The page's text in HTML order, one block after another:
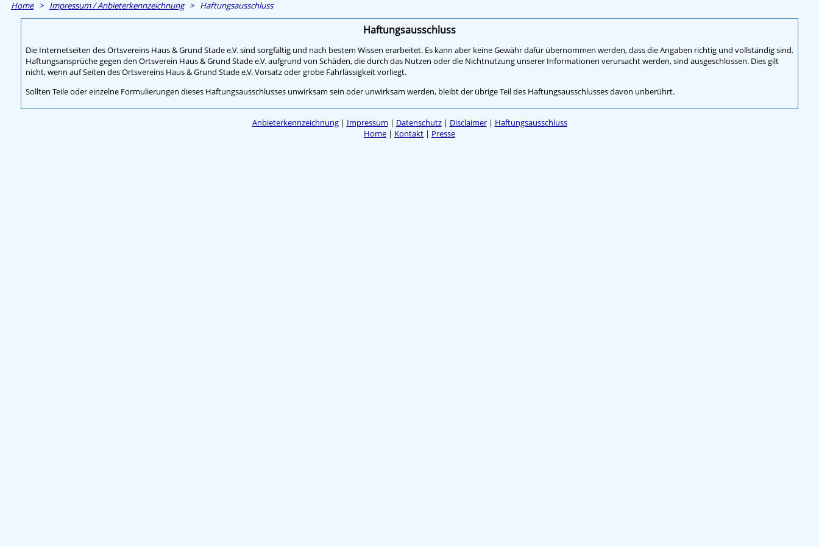
Home> Impressum / Anbieterkennzeichnung> Haftungsausschluss
Haftungsausschluss
Die Internetseiten des Ortsvereins Haus & Grund Stade e.V. sind sorgfältig und nach bestem Wissen erarbeitet. Es kann aber keine Gewähr dafür übernommen werden, dass die Angaben richtig und vollständig sind.
Haftungsansprüche gegen den Ortsverein Haus & Grund Stade e.V. aufgrund von Schäden, die durch das Nutzen oder die Nichtnutzung unserer Informationen verursacht werden, sind ausgeschlossen. Dies gilt
nicht, wenn auf Seiten des Ortsvereins Haus & Grund Stade e.V. Vorsatz oder grobe Fahrlässigkeit vorliegt.
Sollten Teile oder einzelne Formulierungen dieses Haftungsausschlusses unwirksam sein oder unwirksam werden, bleibt der übrige Teil des Haftungsausschlusses davon unberührt.
Anbieterkennzeichnung| Impressum | Datenschutz| Disclaimer| Haftungsausschluss
Home | Kontakt | Presse